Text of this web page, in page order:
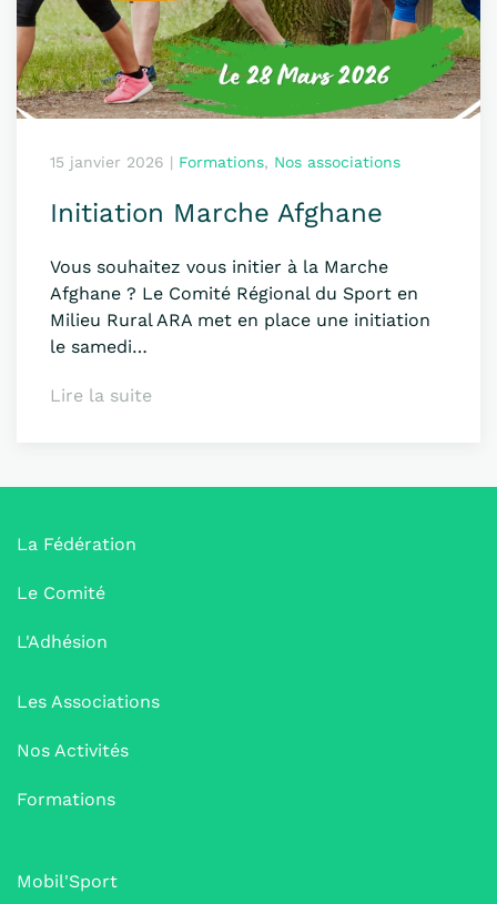
15 janvier 2026 | Formations, Nos associations
Initiation Marche Afghane
Vous souhaitez vous initier à la Marche
Afghane ? Le Comité Régional du Sport en
Milieu Rural ARA met en place une initiation
le samedi…
Lire la suite
La Fédération
Le Comité
L'Adhésion
Les Associations
Nos Activités
Formations
Mobil'Sport